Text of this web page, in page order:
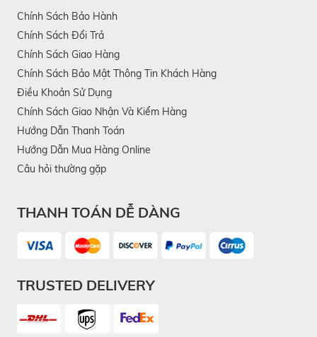
Chính Sách Bảo Hành
Chính Sách Đổi Trả
Chính Sách Giao Hàng
Chính Sách Bảo Mật Thông Tin Khách Hàng
Điều Khoản Sử Dụng
Chính Sách Giao Nhận Và Kiểm Hàng
Hướng Dẫn Thanh Toán
Hướng Dẫn Mua Hàng Online
Câu hỏi thường gặp
THANH TOÁN DỄ DÀNG
TRUSTED DELIVERY